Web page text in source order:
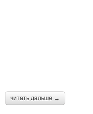
читать дальше →